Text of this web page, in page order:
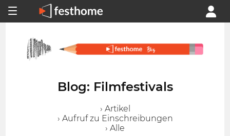
Blog: Filmfestivals
› Artikel
› Aufruf zu Einschreibungen
› Alle